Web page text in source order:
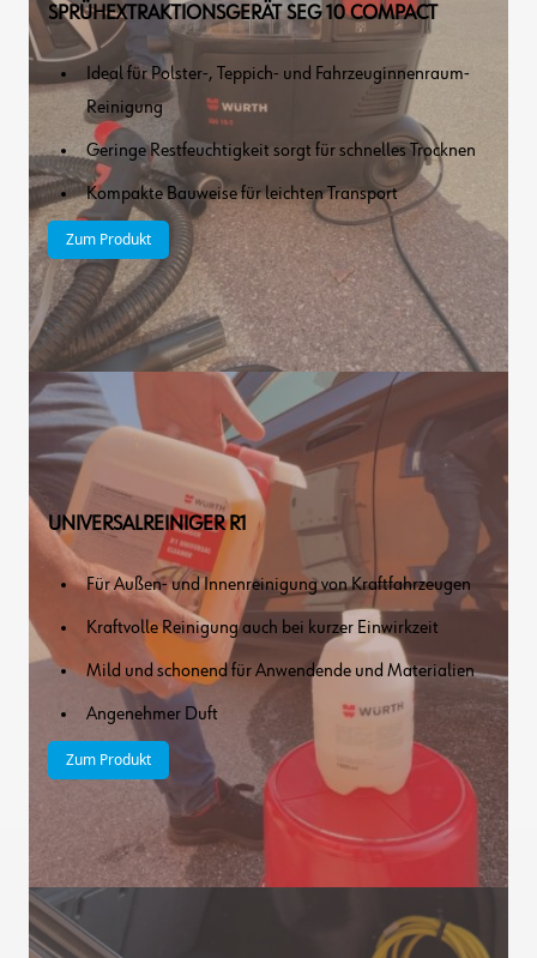
SPRÜHEXTRAKTIONSGERÄT SEG 10 COMPACT
Ideal für Polster-, Teppich- und Fahrzeuginnenraum-
Reinigung
Geringe Restfeuchtigkeit sorgt für schnelles Trocknen
Kompakte Bauweise für leichten Transport
Zum Produkt
UNIVERSALREINIGER R1
Für Außen- und Innenreinigung von Kraftfahrzeugen
Kraftvolle Reinigung auch bei kurzer Einwirkzeit
Mild und schonend für Anwendende und Materialien
Angenehmer Duft
Zum Produkt